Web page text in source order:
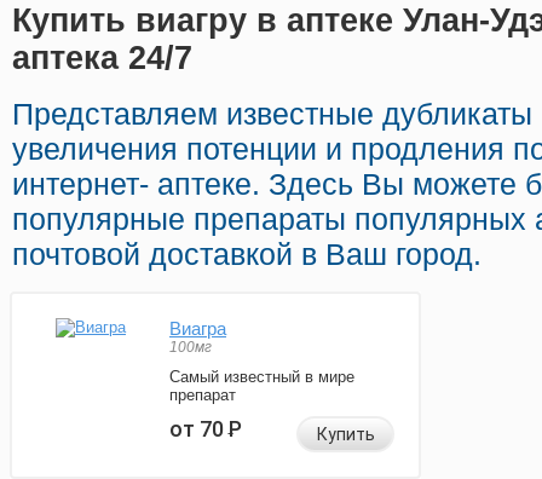
Купить виагру в аптеке Улан-
аптека 24/7
Представляем известные
увеличения потенции и продления
интернет- аптеке. Здесь Вы можете
популярные препараты популярных
почтовой доставкой в Ваш город.
Виагра
100мг
Самый известный в мире
препарат
от 70Р Купить